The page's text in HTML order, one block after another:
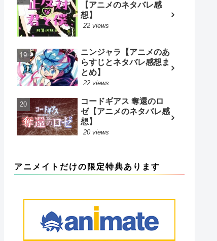
【アニメのネタバレ感
想】
22 views
ニンジャラ【アニメのあ
らすじとネタバレ感想ま
とめ】
22 views
コードギアス 奪還のロ
ゼ【アニメのネタバレ感
想】
20 views
アニメイトだけの限定特典あります